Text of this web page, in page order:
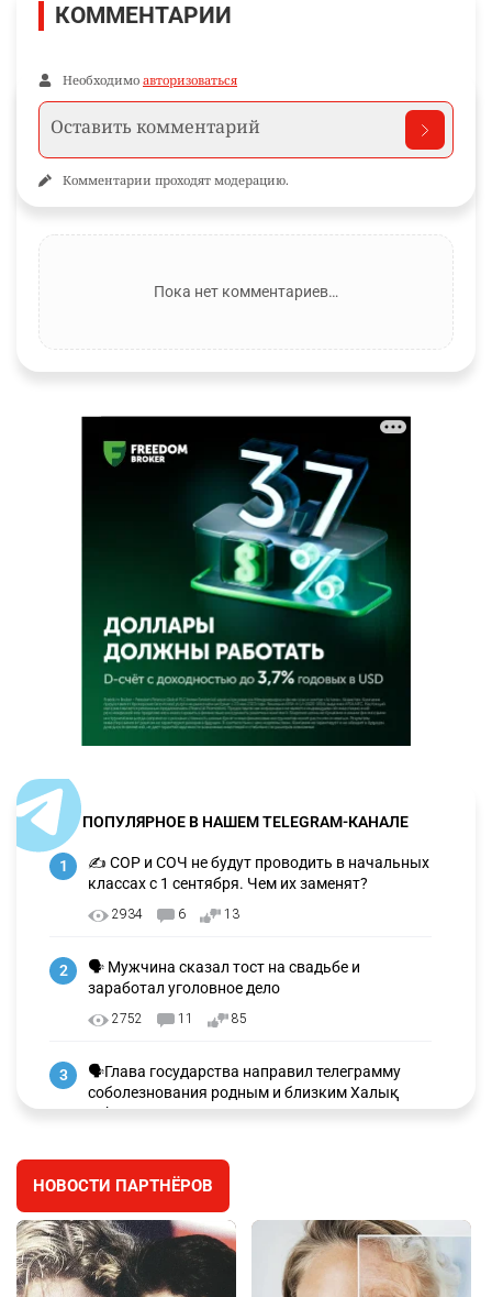
КОММЕНТАРИИ
Необходимо авторизоваться
Комментарии проходят модерацию.
Пока нет комментариев…
ПОПУЛЯРНОЕ В НАШЕМ TELEGRAM-КАНАЛЕ
1
✍️ СОР и СОЧ не будут проводить в начальных
классах с 1 сентября. Чем их заменят?
2934 6 13
2
🗣 Мужчина сказал тост на свадьбе и
заработал уголовное дело
2752 11 85
3
🗣Глава государства направил телеграмму
соболезнования родным и близким Халық
қаһарманы Ивана Гапича
🇫🇷 Клуб ПСЖ объявил об открытии своей
футбольной академии в Астане
2629 2 39
НОВОСТИ ПАРТНЁРОВ